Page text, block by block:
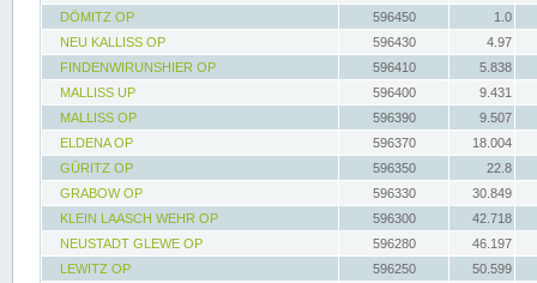
DÖMITZ OP
596450
1.0
NEU KALLISS OP
596430
4.97
FINDENWIRUNSHIER OP
596410
5.838
MALLISS UP
596400
9.431
MALLISS OP
596390
9.507
ELDENA OP
596370
18.004
GÜRITZ OP
596350
22.8
GRABOW OP
596330
30.849
KLEIN LAASCH WEHR OP
596300
42.718
NEUSTADT GLEWE OP
596280
46.197
LEWITZ OP
596250
50.599